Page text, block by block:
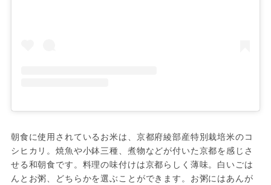
朝食に使用されているお米は、京都府綾部産特別栽培米のコ
シヒカリ。焼魚や小鉢三種、煮物などが付いた京都を感じさ
せる和朝食です。料理の味付けは京都らしく薄味。白いごは
んとお粥、どちらかを選ぶことができます。お粥にはあんが